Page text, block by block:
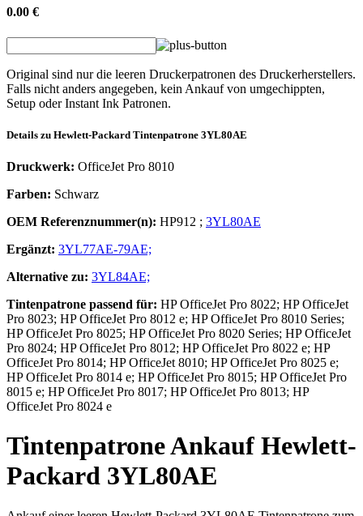
0.00 €
Original sind nur die leeren Druckerpatronen des Druckerherstellers.
Falls nicht anders angegeben, kein Ankauf von umgechippten,
Setup oder Instant Ink Patronen.
Details zu Hewlett-Packard Tintenpatrone 3YL80AE
Druckwerk: OfficeJet Pro 8010
Farben: Schwarz
OEM Referenznummer(n): HP912 ; 3YL80AE
Ergänzt: 3YL77AE-79AE;
Alternative zu: 3YL84AE;
Tintenpatrone passend für: HP OfficeJet Pro 8022; HP OfficeJet
Pro 8023; HP OfficeJet Pro 8012 e; HP OfficeJet Pro 8010 Series;
HP OfficeJet Pro 8025; HP OfficeJet Pro 8020 Series; HP OfficeJet
Pro 8024; HP OfficeJet Pro 8012; HP OfficeJet Pro 8022 e; HP
OfficeJet Pro 8014; HP OfficeJet 8010; HP OfficeJet Pro 8025 e;
HP OfficeJet Pro 8014 e; HP OfficeJet Pro 8015; HP OfficeJet Pro
8015 e; HP OfficeJet Pro 8017; HP OfficeJet Pro 8013; HP
OfficeJet Pro 8024 e
TintenpatroneAnkauf Hewlett-
Packard 3YL80AE